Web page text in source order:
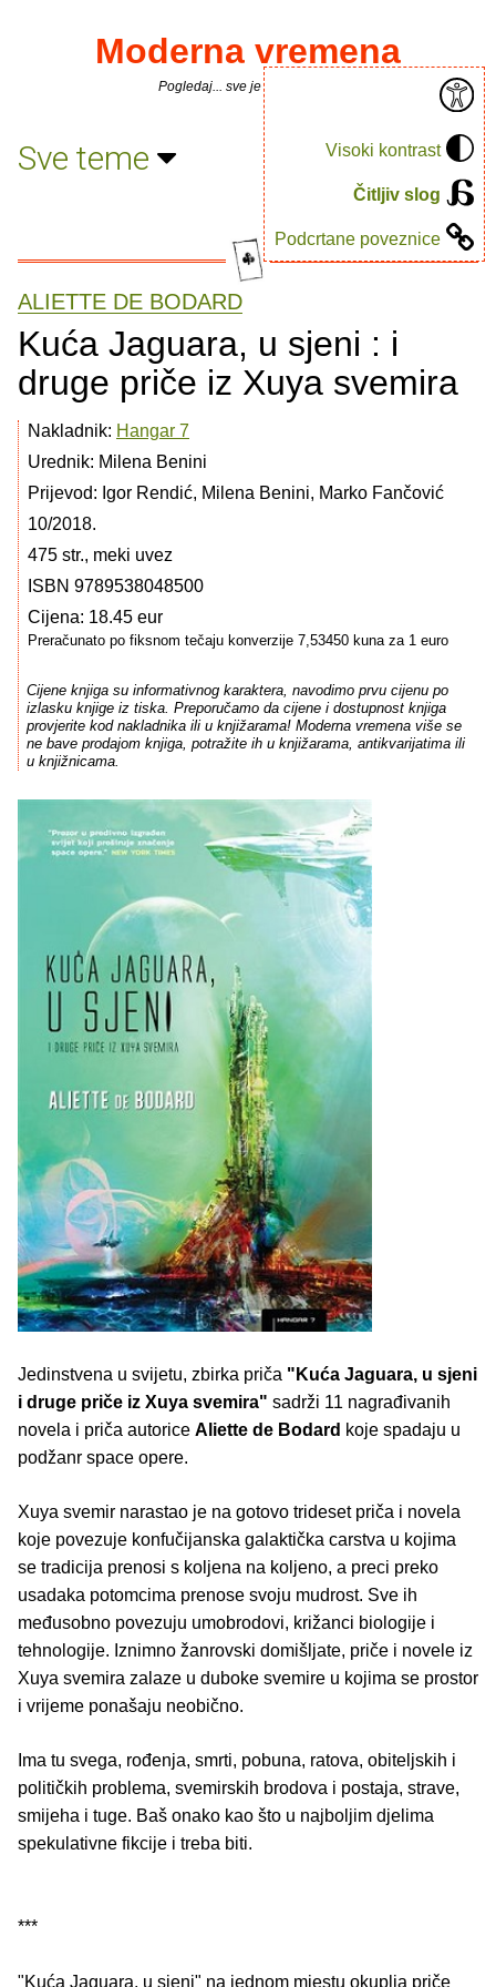
Visoki kontrast
Čitljiv slog
Podcrtane poveznice
Moderna vremena
Pogledaj... sve je puno knjiga.
Sve teme
ALIETTE DE BODARD
Kuća Jaguara, u sjeni : i
druge priče iz Xuya svemira
Nakladnik: Hangar 7
Urednik: Milena Benini
Prijevod: Igor Rendić, Milena Benini, Marko Fančović
10/2018.
475 str., meki uvez
ISBN 9789538048500
Cijena: 18.45 eur
Preračunato po fiksnom tečaju konverzije 7,53450 kuna za 1 euro
Cijene knjiga su informativnog karaktera, navodimo prvu cijenu po
izlasku knjige iz tiska. Preporučamo da cijene i dostupnost knjiga
provjerite kod nakladnika ili u knjižarama! Moderna vremena više se
ne bave prodajom knjiga, potražite ih u knjižarama, antikvarijatima ili
u knjižnicama.
Jedinstvena u svijetu, zbirka priča "Kuća Jaguara, u sjeni
i druge priče iz Xuya svemira" sadrži 11 nagrađivanih
novela i priča autorice Aliette de Bodard koje spadaju u
podžanr space opere.
Xuya svemir narastao je na gotovo trideset priča i novela
koje povezuje konfučijanska galaktička carstva u kojima
se tradicija prenosi s koljena na koljeno, a preci preko
usadaka potomcima prenose svoju mudrost. Sve ih
međusobno povezuju umobrodovi, križanci biologije i
tehnologije. Iznimno žanrovski domišljate, priče i novele iz
Xuya svemira zalaze u duboke svemire u kojima se prostor
i vrijeme ponašaju neobično.
Ima tu svega, rođenja, smrti, pobuna, ratova, obiteljskih i
političkih problema, svemirskih brodova i postaja, strave,
smijeha i tuge. Baš onako kao što u najboljim djelima
spekulativne fikcije i treba biti.
***
"Kuća Jaguara, u sjeni" na jednom mjestu okuplja priče